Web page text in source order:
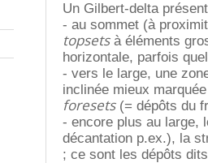
Un Gilbert-delta
- au sommet (à
topsetsà éléments
horizontale, parfois
- vers le large, une
inclinée mieux
foresets(= dépôts du
- encore plus au large,
décantation p.ex.), la
; ce sont les dépôts dits